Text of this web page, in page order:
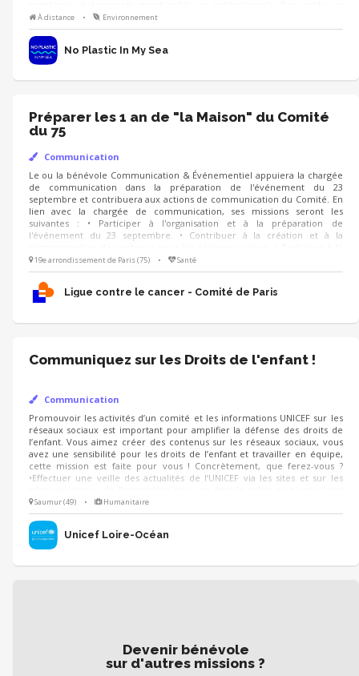
accompagnement personnalisé et des temps d’échange en visio sont
proposés. Envie de rejoindre l’aventure ? Contactez-nous
À distance • Environnement
No Plastic In My Sea
Préparer les 1 an de "la Maison" du Comité
du 75
Communication
Le ou la bénévole Communication & Événementiel appuiera la chargée
de communication dans la préparation de l'événement du 23
septembre et contribuera aux actions de communication du Comité. En
lien avec la chargée de communication, ses missions seront les
suivantes : • Participer à l'organisation et à la préparation de
l'événement du 23 septembre. • Contribuer à la création et à la
conception de supports de communication (flyers, affiches, visuels, etc.).
• Apporter un soutien ponctuel aux autres projets de communication du
Comité selon les besoins.
19e arrondissement de Paris (75) • Santé
Ligue contre le cancer - Comité de Paris
Communiquez sur les Droits de l'enfant !
Communication
Promouvoir les activités d’un comité et les informations UNICEF sur les
réseaux sociaux est important pour amplifier la défense des droits de
l’enfant. Vous aimez créer des contenus sur les réseaux sociaux, vous
avez une sensibilité pour les droits de l’enfant et travailler en équipe,
cette mission est faite pour vous ! Concrètement, que ferez-vous ?
•Effectuer une veille des actualités de l’UNICEF via les sites et sur les
•Echanger avec des bénévoles pour connaitre leurs activités et décider
ensemble ce qui peut être partager sur les réseaux •Créer des contenus
pour promouvoir les activités du comité
Saumur (49) • Humanitaire
Unicef Loire-Océan
Devenir bénévole
sur d'autres missions ?